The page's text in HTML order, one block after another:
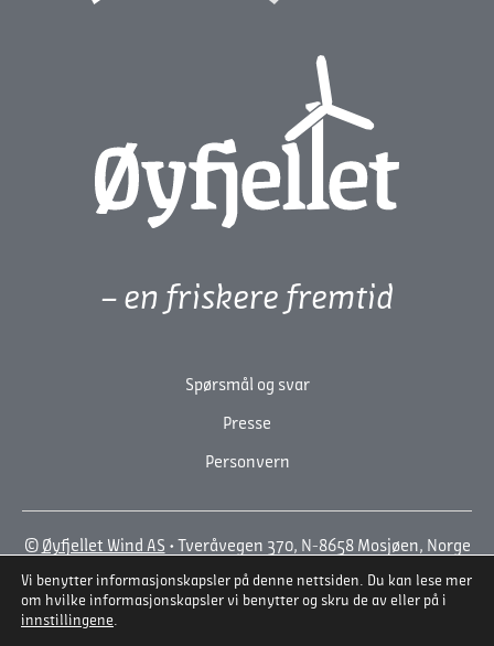
Spørsmål og svar
Presse
Personvern
– en friskere fremtid
© Øyfjellet Wind AS • Tveråvegen 370, N-8658 Mosjøen, Norge
• +47 918 71 792
En Wordpress-løsning fraBYRÅET SYDVEST
Vi benytter informasjonskapsler på denne nettsiden. Du kan lese mer
om hvilke informasjonskapsler vi benytter og skru de av eller på i
innstillingene.